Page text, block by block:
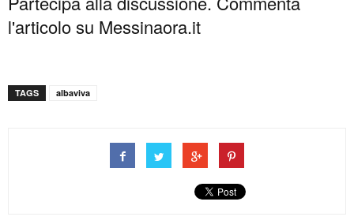
l'articolo su Messinaora.it
TAGS albaviva